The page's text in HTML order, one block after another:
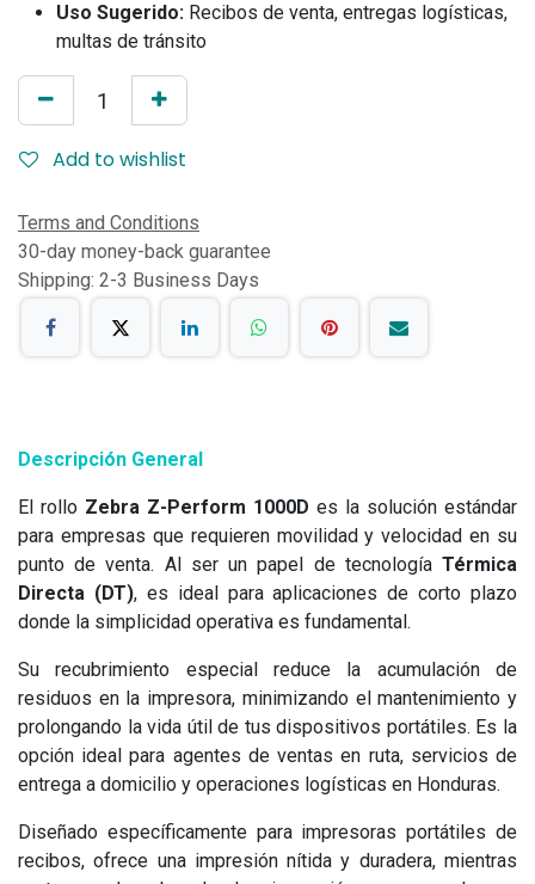
Uso Sugerido: Recibos de venta, entregas logísticas,
multas de tránsito
Add to wishlist
Terms and Conditions
30-day money-back guarantee
Shipping: 2-3 Business Days
Descripción General
El rollo Zebra Z-Perform 1000D es la solución estándar
para empresas que requieren movilidad y velocidad en su
punto de venta. Al ser un papel de tecnología Térmica
Directa (DT), es ideal para aplicaciones de corto plazo
donde la simplicidad operativa es fundamental.
Su recubrimiento especial reduce la acumulación de
residuos en la impresora, minimizando el mantenimiento y
prolongando la vida útil de tus dispositivos portátiles. Es la
opción ideal para agentes de ventas en ruta, servicios de
entrega a domicilio y operaciones logísticas en Honduras.
Diseñado específicamente para impresoras portátiles de
recibos, ofrece una impresión nítida y duradera, mientras